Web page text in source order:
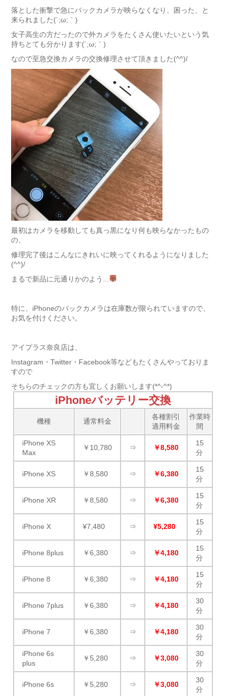
落とした衝撃で急にバックカメラが映らなくなり、困った、と
来られました(´;ω;｀)
女子高生の方だったので外カメラをたくさん使いたいという気
持ちとても分かります(´;ω;｀)
なので至急交換カメラの交換修理させて頂きました(^^)/
最初はカメラを移動しても真っ黒になり何も映らなかったもの
の、
修理完了後はこんなにきれいに映ってくれるようになりました
(^^)/
まるで新品に元通りかのよう...
特に、iPhoneのバックカメラは在庫数が限られていますので、
お気を付けください。
アイプラス奈良店は、
Instagram・Twitter・Facebook等などもたくさんやっておりま
すので
そちらのチェックの方も宜しくお願いします(*^-^*)
iPhoneバッテリー交換
機種 通常料金
各種割引
適用料金
作業時
間
iPhone XS
Max
￥10,780 ⇒ ￥8,580
15
分
iPhone XS ￥8,580 ⇒ ￥6,380
15
分
iPhone XR ￥8,580 ⇒ ￥6,380
15
分
iPhone X ¥7,480 ⇒ ¥5,280
15
分
iPhone 8plus ￥6,380 ⇒ ￥4,180
15
分
iPhone 8 ￥6,380 ⇒ ￥4,180
15
分
iPhone 7plus ￥6,380 ⇒ ￥4,180
30
分
iPhone 7 ￥6,380 ⇒ ￥4,180
30
分
iPhone 6s
plus
￥5,280 ⇒ ￥3,080
30
分
iPhone 6s ￥5,280 ⇒ ￥3,080
30
分